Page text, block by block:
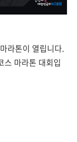
라톤이 열립니다.
스 마라톤 대회입